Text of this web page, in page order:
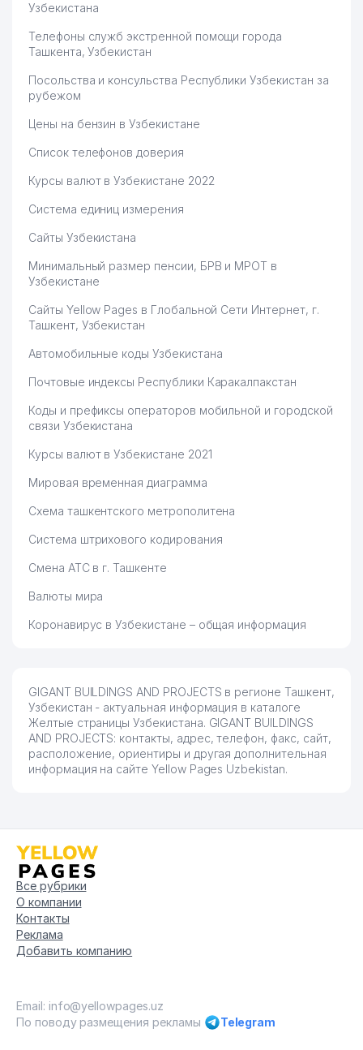
Узбекистана
Телефоны служб экстренной помощи города
Ташкента, Узбекистан
Посольства и консульства Республики Узбекистан за
рубежом
Цены на бензин в Узбекистане
Список телефонов доверия
Курсы валют в Узбекистане 2022
Система единиц измерения
Сайты Узбекистана
Минимальный размер пенсии, БРВ и МРОТ в
Узбекистане
Сайты Yellow Pages в Глобальной Сети Интернет, г.
Ташкент, Узбекистан
Автомобильные коды Узбекистана
Почтовые индексы Республики Каракалпакстан
Коды и префиксы операторов мобильной и городской
связи Узбекистана
Курсы валют в Узбекистане 2021
Мировая временная диаграмма
Схема ташкентского метрополитена
Система штрихового кодирования
Смена АТС в г. Ташкенте
Валюты мира
Коронавирус в Узбекистане – общая информация
GIGANT BUILDINGS AND PROJECTS в регионе Ташкент,
Узбекистан - актуальная информация в каталоге
Желтые страницы Узбекистана. GIGANT BUILDINGS
AND PROJECTS: контакты, адрес, телефон, факс, сайт,
расположение, ориентиры и другая дополнительная
информация на сайте Yellow Pages Uzbekistan.
Все рубрики
О компании
Контакты
Реклама
Добавить компанию
Email: info@yellowpages.uz
По поводу размещения рекламы
Telegram